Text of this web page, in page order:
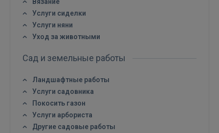
Услуги сиделки
Услуги няни
Уход за животными
Сад и земельные работы
Ландшафтные работы
Услуги садовника
Покосить газон
Услуги арбориста
Другие садовые работы